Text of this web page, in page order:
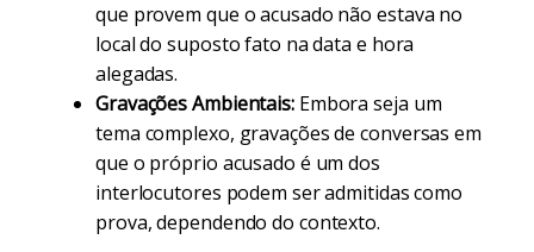
que provem que o acusado não estava no
local do suposto fato na data e hora
alegadas.
Gravações Ambientais:Embora seja um
tema complexo, gravações de conversas em
que o próprio acusado é um dos
interlocutores podem ser admitidas como
prova, dependendo do contexto.